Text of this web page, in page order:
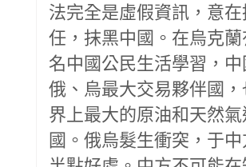
法完全是虛假資訊，意
任，抹黑中國。在烏克蘭
名中國公民生活學習，中
俄、烏最大交易夥伴國
界上最大的原油和天然氣
國。俄烏髮生衝突，于